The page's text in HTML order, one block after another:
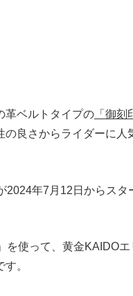
革ベルトタイプの 「御刻
良さからライダーに人
2024年7月12日からスタ
を使って、黄金KAIDO
。